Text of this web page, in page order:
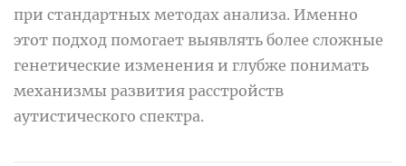
при стандартных методах анализа. Именно
этот подход помогает выявлять более сложные
генетические изменения и глубже понимать
механизмы развития расстройств
аутистического спектра.